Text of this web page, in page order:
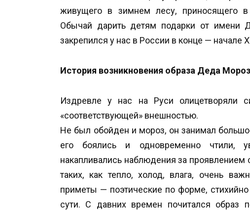
живущего в зимнем лесу, приносящего
Обычай дарить детям подарки от имени
закрепился у нас в России в конце — начале
История возникновения образа Деда
Издревле у нас на Руси олицетворяли
«соответствующей» внешностью.
Не был обойден и мороз, он занимал
его боялись и одновременно чтили,
накапливались наблюдения за
таких, как тепло, холод, влага, очень
приметы — поэтические по форме,
сути. С давних времен почитался образ